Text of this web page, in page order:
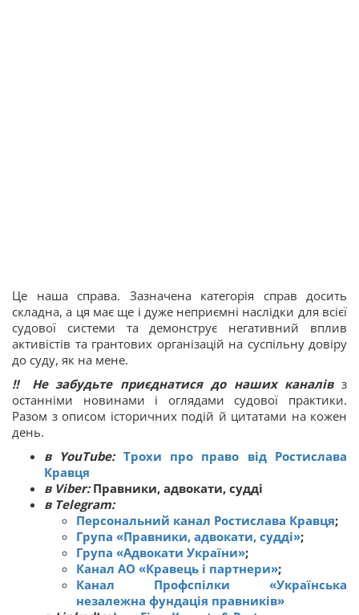
Це наша справа. Зазначена категорія справ досить
складна, а ця має ще і дуже неприємні наслідки для всієї
судової системи та демонструє негативний вплив
активістів та грантових організацій на суспільну довіру
до суду, як на мене.
‼ Не забудьте приєднатися до наших каналівз
останніми новинами і оглядами судової практики.
Разом з описом історичних подій й цитатами на кожен
день.
в YouTube: Трохи про право від Ростислава
Кравця
в Viber: Правники, адвокати, судді
в Telegram:
Персональний канал Ростислава Кравця;
Група «Правники, адвокати, судді»;
Група «Адвокати України»;
Канал АО «Кравець і партнери»;
Канал Профспілки «Українська
незалежна фундація правників»